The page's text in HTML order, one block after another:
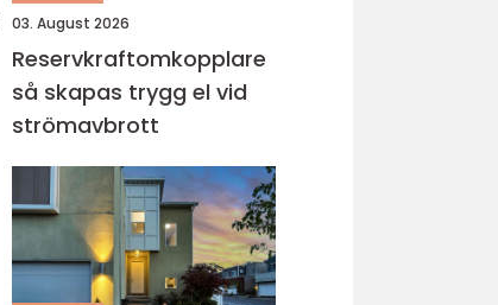
03. August 2026
Reservkraftomkopplare
så skapas trygg el vid
strömavbrott